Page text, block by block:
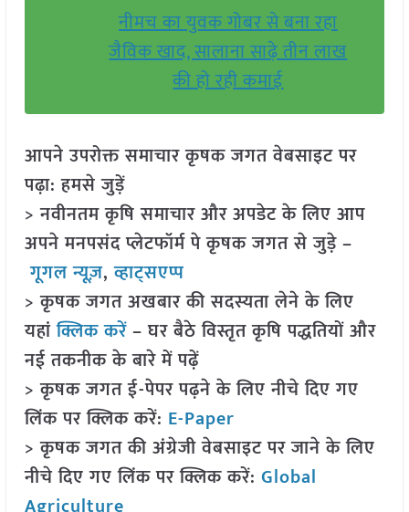
नीमच का युवक गोबर से बना रहा
जैविक खाद, सालाना साढ़े तीन लाख
की हो रही कमाई
आपने उपरोक्त समाचार कृषक जगत वेबसाइट पर
पढ़ा: हमसे जुड़ें
> नवीनतम कृषि समाचार और अपडेट के लिए आप
अपने मनपसंद प्लेटफॉर्म पे कृषक जगत से जुड़े –
गूगल न्यूज़,व्हाट्सएप्प
> कृषक जगत अखबार की सदस्यता लेने के लिए
यहांक्लिक करें– घर बैठे विस्तृत कृषि पद्धतियों और
नई तकनीक के बारे में पढ़ें
> कृषक जगत ई-पेपर पढ़ने के लिए नीचे दिए गए
लिंक पर क्लिक करें: E-Paper
> कृषक जगत की अंग्रेजी वेबसाइट पर जाने के लिए
नीचे दिए गए लिंक पर क्लिक करें: Global